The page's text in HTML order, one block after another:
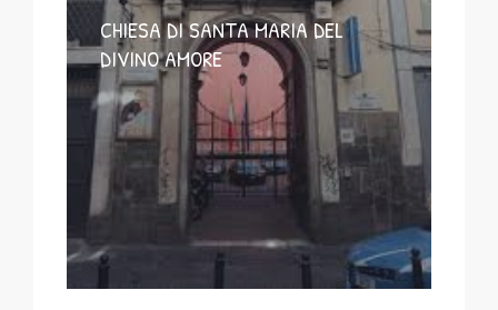
CHIESA DI SANTA MARIA DEL
DIVINO AMORE